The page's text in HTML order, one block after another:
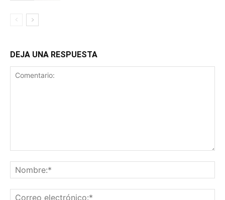
DEJA UNA RESPUESTA